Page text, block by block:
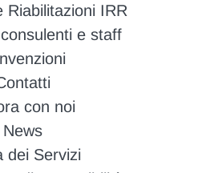
Riabilitazioni IRR
e staff
con noi
News
dei Servizi